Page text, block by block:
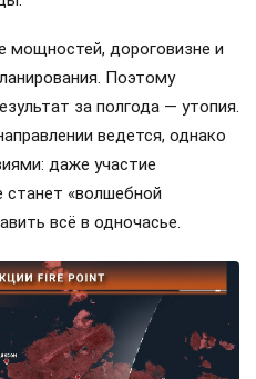
мощностей, дороговизне и
Поэтому
за полгода — утопия.
ведется, однако
даже участие
станет «волшебной
всё в одночасье.